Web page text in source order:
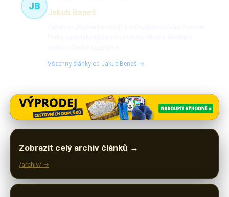
JB
Jakub Beneš
Všechny články od Jakub Beneš →
Zobrazit celý archiv článků →
/archiv/ →